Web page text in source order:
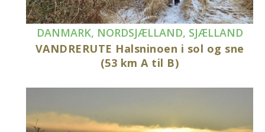
DANMARK, NORDSJÆLLAND, SJÆLLAND
VANDRERUTE Halsninoen i sol og sne
(53 km A til B)